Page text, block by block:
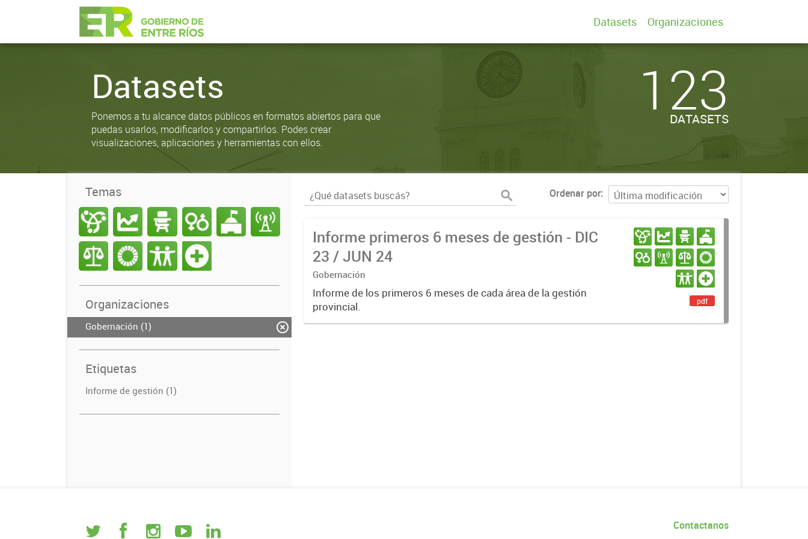
Datasets Organizaciones
Datasets
Ponemos a tu alcance datos públicos en formatos abiertos para que
puedas usarlos, modificarlos y compartirlos. Podes crear
visualizaciones, aplicaciones y herramientas con ellos.
123
DATASETS
Temas
Organizaciones
Gobernación (1)
Etiquetas
Informe de gestión (1)
Ordenar por
Informe primeros 6 meses de gestión - DIC
23 / JUN 24
Gobernación
Informe de los primeros 6 meses de cada área de la gestión
provincial.
pdf
Contactanos